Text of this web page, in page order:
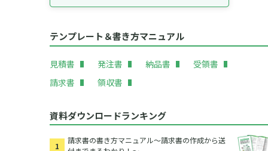
テンプレート＆書き方マニュアル
見積書 発注書 納品書
受領書
請求書
領収書
資料ダウンロードランキング
請求書の書き方マニュアル～請求書の作成から送